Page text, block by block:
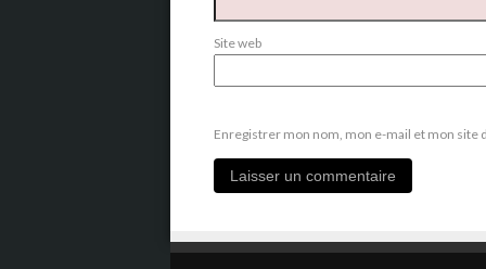
Site web
Enregistrer mon nom, mon e-mail et mon site